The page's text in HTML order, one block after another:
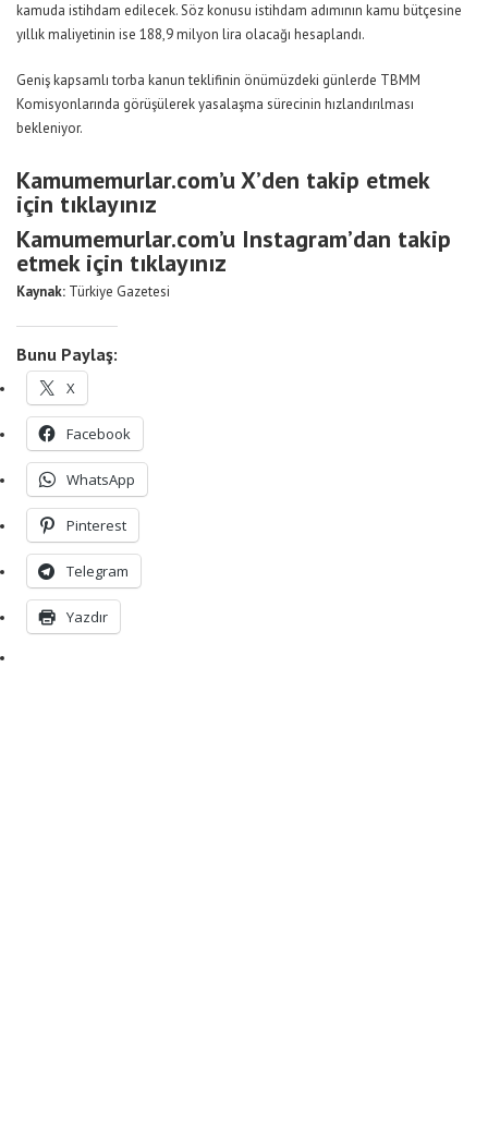
kamuda istihdam edilecek. Söz konusu istihdam adımının kamu bütçesine
yıllık maliyetinin ise 188,9 milyon lira olacağı hesaplandı.
Geniş kapsamlı torba kanun teklifinin önümüzdeki günlerde TBMM
Komisyonlarında görüşülerek yasalaşma sürecinin hızlandırılması
bekleniyor.
Kamumemurlar.com’u X’den takip etmek
için tıklayınız
Kamumemurlar.com’u Instagram’dan takip
etmek için tıklayınız
Kaynak: Türkiye Gazetesi
Bunu Paylaş:
X
Facebook
WhatsApp
Pinterest
Telegram
Yazdır